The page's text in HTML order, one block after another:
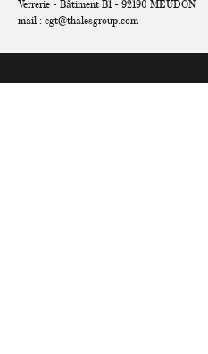
Verrerie - Bâtiment B1 - 92190 MEUDON
mail : cgt@thalesgroup.com